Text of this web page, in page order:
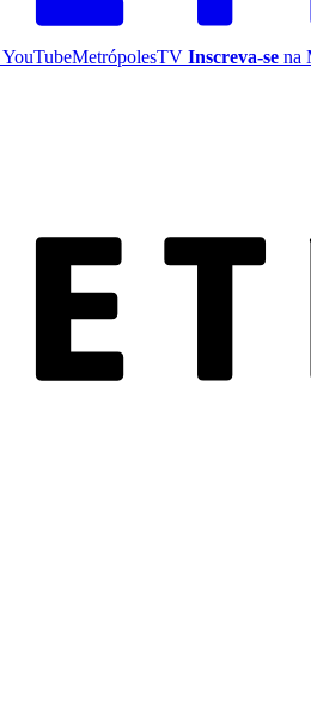
YouTubeMetrópolesTV Inscreva-se na